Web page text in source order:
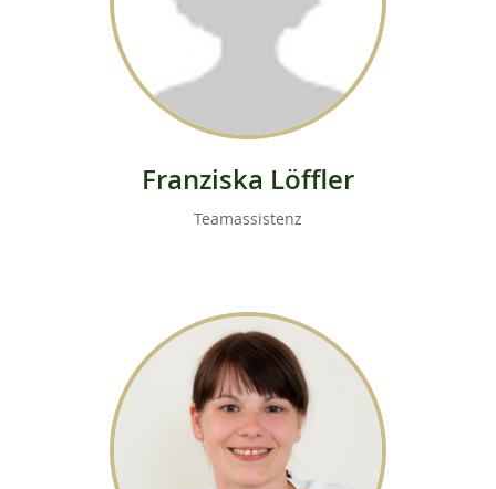
Franziska Löffler
Teamassistenz